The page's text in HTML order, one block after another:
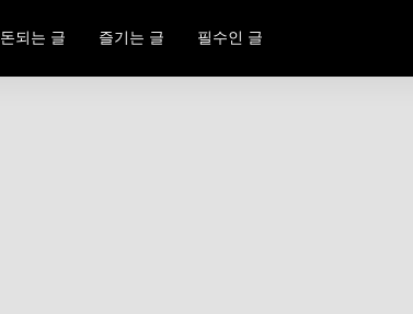
돈되는 글
즐기는 글 필수인 글